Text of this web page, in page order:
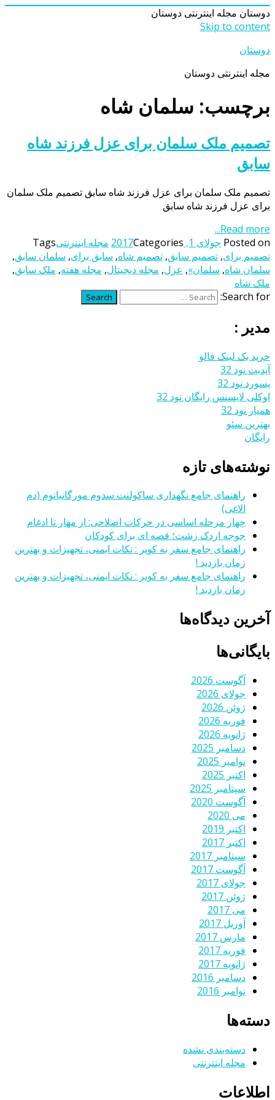
دوستان مجله اینترنتی دوستان
Skip to content
دوستان
مجله اینترنتی دوستان
برچسب: سلمان شاه
تصمیم ملک سلمان برای عزل فرزند شاه
سابق
تصمیم ملک سلمان برای عزل فرزند شاه سابق تصمیم ملک سلمان
برای عزل فرزند شاه سابق
Read more...
Posted on جولای 1, 2017 Categories مجله اینترنتیTags
تصمیم برای, تصمیم سابق, تصمیم شاه, سابق برای, سلمان سابق,
سلمان شاه, سلمان», عزل, مجله دیجیتال, مجله هفته, ملک سابق,
ملک شاه
Search for:
Search
مدیر :
خرید بک لینک فالو
آپدیت نود 32
پسورد نود 32
اوکلی لایسنس رایگان نود 32
همیار نود 32
بهترین سئو
رایگان
نوشته‌های تازه
راهنمای جامع نگهداری ساکولنت سدوم مورگانیانوم (دم
الاغی)
چهار مرحله اساسی در حرکات اصلاحی: از مهار تا ادغام
جوجه اردک زشت؛ قصه ای برای کودکان
راهنمای جامع سفر به کویر : نکات ایمنی، تجهیزات و بهترین
زمان بازدید !
راهنمای جامع سفر به کویر : نکات ایمنی، تجهیزات و بهترین
زمان بازدید !
آخرین دیدگاه‌ها
بایگانی‌ها
آگوست 2026
جولای 2026
ژوئن 2026
فوریه 2026
ژانویه 2026
دسامبر 2025
نوامبر 2025
اکتبر 2025
سپتامبر 2025
آگوست 2020
می 2020
اکتبر 2019
اکتبر 2017
سپتامبر 2017
آگوست 2017
جولای 2017
ژوئن 2017
می 2017
آوریل 2017
مارس 2017
فوریه 2017
ژانویه 2017
دسامبر 2016
نوامبر 2016
دسته‌ها
دسته‌بندی نشده
مجله اینترنتی
اطلاعات